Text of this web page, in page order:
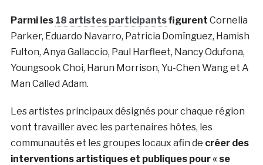
Parmi les 18 artistes participantsfigurent Cornelia
Parker, Eduardo Navarro, Patricia Domínguez, Hamish
Fulton, Anya Gallaccio, Paul Harfleet, Nancy Odufona,
Youngsook Choi, Harun Morrison, Yu-Chen Wang et A
Man Called Adam.
Les artistes principaux désignés pour chaque région
vont travailler avec les partenaires hôtes, les
communautés et les groupes locaux afin de créer des
interventions artistiques et publiques pour « se